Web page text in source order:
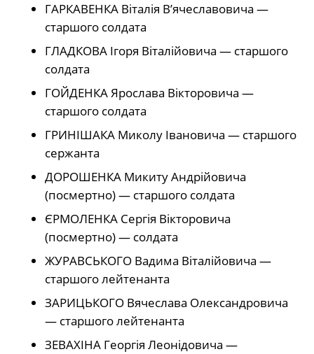
ГАРКАВЕНКА Віталія В’ячеславовича —
старшого солдата
ГЛАДКОВА Ігоря Віталійовича — старшого
солдата
ГОЙДЕНКА Ярослава Вікторовича —
старшого солдата
ГРИНІШАКА Миколу Івановича — старшого
сержанта
ДОРОШЕНКА Микиту Андрійовича
(посмертно) — старшого солдата
ЄРМОЛЕНКА Сергія Вікторовича
(посмертно) — солдата
ЖУРАВСЬКОГО Вадима Віталійовича —
старшого лейтенанта
ЗАРИЦЬКОГО Вячеслава Олександровича
— старшого лейтенанта
ЗЕВАХІНА Георгія Леонідовича —